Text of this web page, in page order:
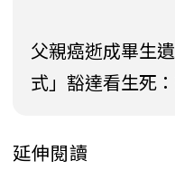
父親癌逝成畢生
式」豁達看生死
延伸閱讀